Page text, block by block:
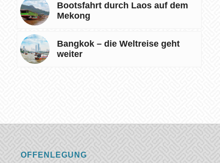
Bootsfahrt durch Laos auf dem
Mekong
Bangkok – die Weltreise geht
weiter
OFFENLEGUNG